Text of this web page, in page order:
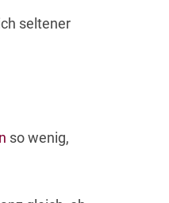
seltener
so wenig,